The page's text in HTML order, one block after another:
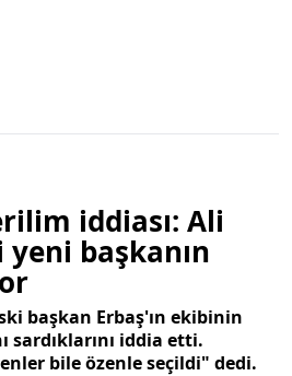
iddiası: Ali
yeni başkanın
başkan Erbaş'ın ekibinin
sardıklarını iddia etti.
bile özenle seçildi" dedi.